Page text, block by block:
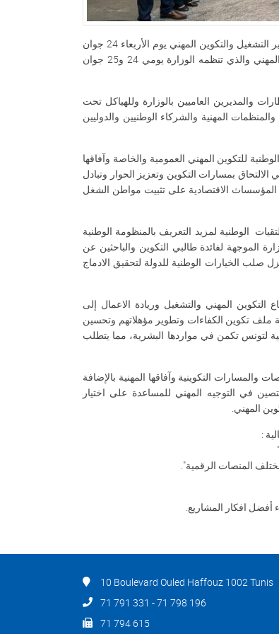
تحت شعار " التكوين المهني... مهارات تبني الوطن"، أشرف السيد رياض شوّد وزير التشغيل والتكوين المهني يوم الأربعاء 24 جوان
2026 بمدينة الثقافة بتونس على فعاليات اليوم الاول للملتقى الوطني للتكوين المهني والذي تنظمه الوزارة يومي 24 و25 جوان
والمديرين العاميين بالوزارة وللهياكل تحت
المهنية والشركاء الوطنيين والدوليين
للتكوين المهني العمومية والخاصة وآفاقها
الالتحاق بمسارات التكوين وتعزيز الحوار وتبادل
المؤسساث الاقتصادية على تثبيت مواطن الشغل
الوطنية لمزيد التعريف بالمنظومة الوطنية
الموجهة لفائدة طالبي التكوين والباحثين عن
صلب الخيارات الوطنية للدولة لتحقيق الادماج
المهني والتشغيل وريادة الاعمال إلى
تكوين الكفاءات وتطوير مؤهلاتهم وتحسين
لتونس تكمن في مواردها البشرية، مما يتطلب
التكوينية وآفاقها المهنية بالإضافة
في التوجيه المهني للمساعدة على اختيار
المهني.
:
المنصات الرقمية".
10 Boulevard Ouled Haffouz 1002 Tunis
71 791 331 - 71 798 196
71 794 615